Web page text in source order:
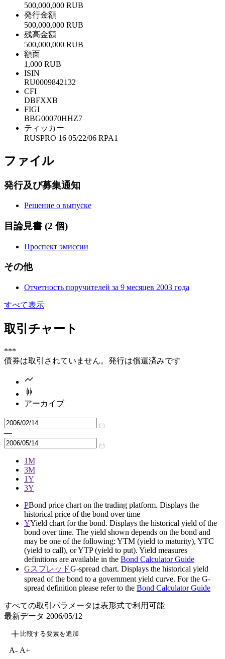
500,000,000 RUB
発行金額
500,000,000 RUB
残高金額
500,000,000 RUB
額面
1,000 RUB
ISIN
RU0009842132
CFI
DBFXXB
FIGI
BBG00070HHZ7
ティッカー
RUSPRO 16 05/22/06 RPA1
ファイル
発行及び募集通知
Решение о выпуске
目論見書 (2 個)
Проспект эмиссии
その他
Отчетность поручителей за 9 месяцев 2003 года
すべて表示
取引チャート
***
債券は取引されていません。発行は償還済みです
アーカイブ
—
1M
3M
1Y
3Y
PBond price chart on the trading platform. Displays the
historical price of the bond over time
YYield chart for the bond. Displays the historical yield of the
bond over time. The yield shown depends on the bond and
may be one of the following: YTM (yield to maturity), YTC
(yield to call), or YTP (yield to put). Yield measures
definitions are available in the Bond Calculator Guide
GスプレッドG-spread chart. Displays the historical yield
spread of the bond to a government yield curve. For the G-
spread definition please refer to the Bond Calculator Guide
すべての取引パラメータは表形式で利用可能
最新データ 2006/05/12
比較する要素を追加